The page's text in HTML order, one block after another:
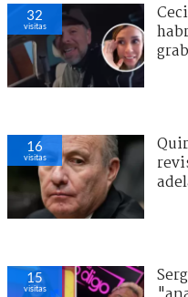
32
visitas
16
visitas
15
visitas